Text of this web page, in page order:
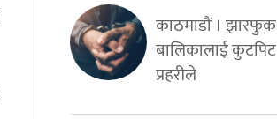
काठमाडौं । झारफुक
बालिकालाई
प्रहरीले